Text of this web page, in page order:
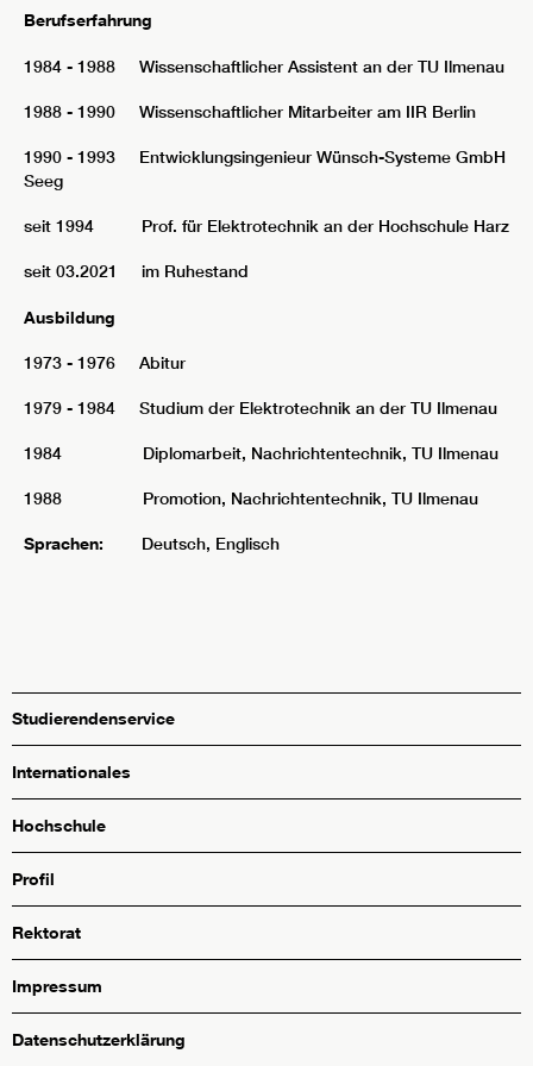
Berufserfahrung
1984 - 1988 Wissenschaftlicher Assistent an der TU Ilmenau
1988 - 1990 Wissenschaftlicher Mitarbeiter am IIR Berlin
1990 - 1993 Entwicklungsingenieur Wünsch-Systeme GmbH
Seeg
seit 1994 Prof. für Elektrotechnik an der Hochschule Harz
seit 03.2021 im Ruhestand
Ausbildung
1973 - 1976 Abitur
1979 - 1984 Studium der Elektrotechnik an der TU Ilmenau
1984 Diplomarbeit, Nachrichtentechnik, TU Ilmenau
1988 Promotion, Nachrichtentechnik, TU Ilmenau
Sprachen: Deutsch, Englisch
Studierendenservice
Internationales
Hochschule
Profil
Rektorat
Impressum
Datenschutzerklärung